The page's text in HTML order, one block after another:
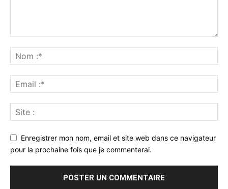
Enregistrer mon nom, email et site web dans ce navigateur
pour la prochaine fois que je commenterai.